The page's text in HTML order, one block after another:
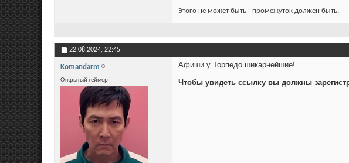
Этого не может быть - промежуток должен быть.
22.08.2024, 22:45
Komandarm
Открытый геймер
Афиши у Торпедо шикарнейшие!
Чтобы увидеть ссылку вы должны